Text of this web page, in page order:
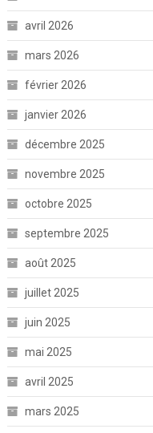
avril 2026
mars 2026
février 2026
janvier 2026
décembre 2025
novembre 2025
octobre 2025
septembre 2025
août 2025
juillet 2025
juin 2025
mai 2025
avril 2025
mars 2025